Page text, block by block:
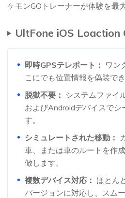
ケモンGOトレーナーが体験を最
UltFone iOS Loaction
即時GPSテレポート： ワン
こにでも位置情報を偽装でき
脱獄不要： システムファイ
およびAndroidデバイスでシ
す。
シミュレートされた移動：
車、または車のルートを作
倣します。
複数デバイス対応： ほとん
バージョンに対応し、スム